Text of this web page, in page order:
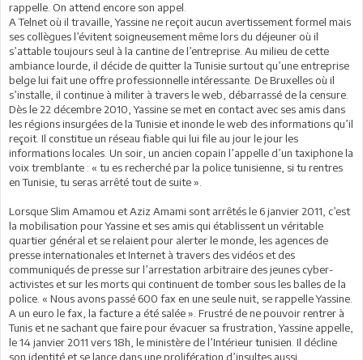
rappelle. On attend encore son appel.
A Telnet où il travaille, Yassine ne reçoit aucun avertissement formel mais
ses collègues l’évitent soigneusement même lors du déjeuner où il
s’attable toujours seul à la cantine de l’entreprise. Au milieu de cette
ambiance lourde, il décide de quitter la Tunisie surtout qu’une entreprise
belge lui fait une offre professionnelle intéressante. De Bruxelles où il
s’installe, il continue à militer à travers le web, débarrassé de la censure.
Dès le 22 décembre 2010, Yassine se met en contact avec ses amis dans
les régions insurgées de la Tunisie et inonde le web des informations qu’il
reçoit. Il constitue un réseau fiable qui lui file au jour le jour les
informations locales. Un soir, un ancien copain l’appelle d’un taxiphone la
voix tremblante : « tu es recherché par la police tunisienne, si tu rentres
en Tunisie, tu seras arrêté tout de suite ».
Lorsque Slim Amamou et Aziz Amami sont arrêtés le 6 janvier 2011, c’est
la mobilisation pour Yassine et ses amis qui établissent un véritable
quartier général et se relaient pour alerter le monde, les agences de
presse internationales et Internet à travers des vidéos et des
communiqués de presse sur l’arrestation arbitraire des jeunes cyber-
activistes et sur les morts qui continuent de tomber sous les balles de la
police. « Nous avons passé 600 fax en une seule nuit, se rappelle Yassine.
A un euro le fax, la facture a été salée ». Frustré de ne pouvoir rentrer à
Tunis et ne sachant que faire pour évacuer sa frustration, Yassine appelle,
le 14 janvier 2011 vers 18h, le ministère de l’Intérieur tunisien. Il décline
son identité et se lance dans une prolifération d’insultes aussi